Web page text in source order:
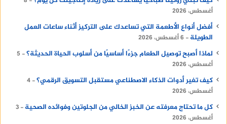
أغسطس، 2026
أفضل أنواع الأطعمة التي تساعدك على التركيز أثناء ساعات العمل
الطويلة
6 أغسطس، 2026
لماذا أصبح توصيل الطعام جزءًا أساسيًا من أسلوب الحياة الحديثة؟
5
أغسطس، 2026
كيف تغير أدوات الذكاء الاصطناعي مستقبل التسويق الرقمي؟ 4
أغسطس، 2026
كل ما تحتاج معرفته عن الخبز الخالي من الجلوتين وفوائده الصحية
3
أغسطس، 2026